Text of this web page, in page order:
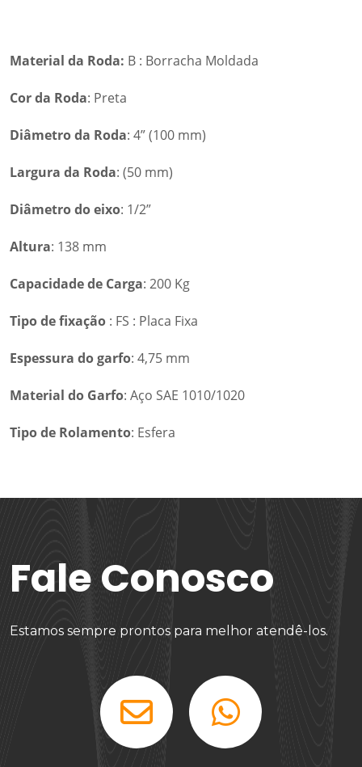
Material da Roda: B : Borracha Moldada
Cor da Roda: Preta
Diâmetro da Roda: 4” (100 mm)
Largura da Roda: (50 mm)
Diâmetro do eixo: 1/2”
Altura: 138 mm
Capacidade de Carga: 200 Kg
Tipo de fixação : FS : Placa Fixa
Espessura do garfo: 4,75 mm
Material do Garfo: Aço SAE 1010/1020
Tipo de Rolamento: Esfera
Fale Conosco
Estamos sempre prontos para melhor atendê-los.